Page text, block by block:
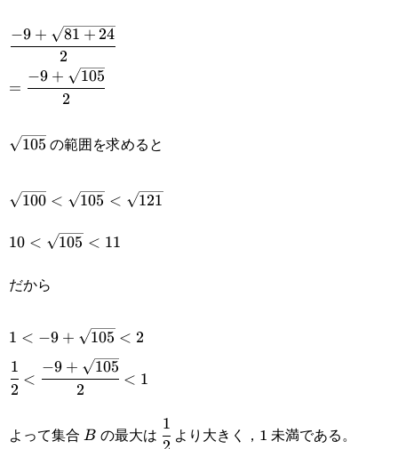
\cfrac{-9+\sqrt{81+24}}
2
−9 + 81 + 24
=\cfrac{-9+\sqrt{105}}
=
2
−9 + 105
\sqrt{105}
105 の範囲を求めると
\sqrt{100}
<\sqrt{121}
100 < 105 <
121
10<\sqrt{105}
10 < 105 < 11
だから
1<-9+\sqrt{105}
<2
1 < −9 + 105 < 2
\cfrac{1}{2}
<\cfrac{-9+\sqrt{105}}
{2}<1
2
1
<
2
−9 + 105
< 1
よって集合 B
B の最大は \cfrac{1}
1
より大きく，1 未満である。